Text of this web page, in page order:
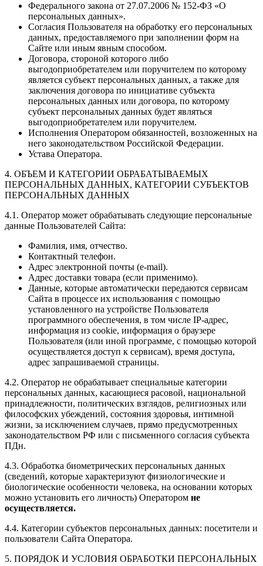
Федерального закона от 27.07.2006 № 152-ФЗ «О
персональных данных».
Согласия Пользователя на обработку его персональных
данных, предоставляемого при заполнении форм на
Сайте или иным явным способом.
Договора, стороной которого либо
выгодоприобретателем или поручителем по которому
является субъект персональных данных, а также для
заключения договора по инициативе субъекта
персональных данных или договора, по которому
субъект персональных данных будет являться
выгодоприобретателем или поручителем.
Исполнения Оператором обязанностей, возложенных на
него законодательством Российской Федерации.
Устава Оператора.
4. ОБЪЕМ И КАТЕГОРИИ ОБРАБАТЫВАЕМЫХ
ПЕРСОНАЛЬНЫХ ДАННЫХ, КАТЕГОРИИ СУБЪЕКТОВ
ПЕРСОНАЛЬНЫХ ДАННЫХ
4.1. Оператор может обрабатывать следующие персональные
данные Пользователей Сайта:
Фамилия, имя, отчество.
Контактный телефон.
Адрес электронной почты (e-mail).
Адрес доставки товара (если применимо).
Данные, которые автоматически передаются сервисам
Сайта в процессе их использования с помощью
установленного на устройстве Пользователя
программного обеспечения, в том числе IP-адрес,
информация из cookie, информация о браузере
Пользователя (или иной программе, с помощью которой
осуществляется доступ к сервисам), время доступа,
адрес запрашиваемой страницы.
4.2. Оператор не обрабатывает специальные категории
персональных данных, касающиеся расовой, национальной
принадлежности, политических взглядов, религиозных или
философских убеждений, состояния здоровья, интимной
жизни, за исключением случаев, прямо предусмотренных
законодательством РФ или с письменного согласия субъекта
ПДн.
4.3. Обработка биометрических персональных данных
(сведений, которые характеризуют физиологические и
биологические особенности человека, на основании которых
можно установить его личность) Оператором не
осуществляется.
4.4. Категории субъектов персональных данных: посетители и
пользователи Сайта Оператора.
5. ПОРЯДОК И УСЛОВИЯ ОБРАБОТКИ ПЕРСОНАЛЬНЫХ